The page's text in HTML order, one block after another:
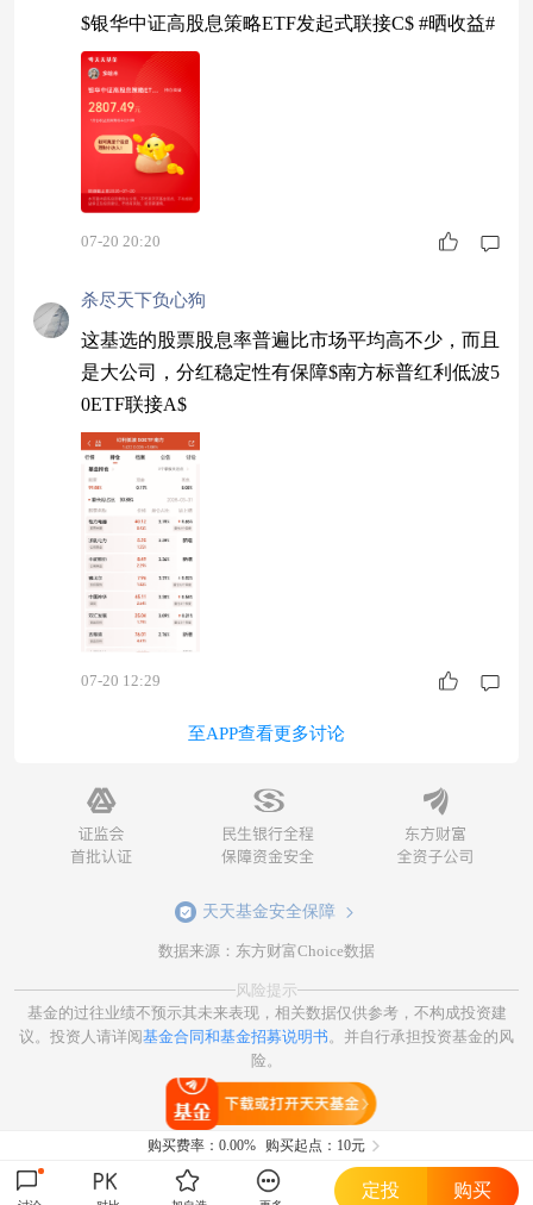
$银华中证高股息策略ETF发起式联接C$ #晒收益#
07-20 20:20
杀尽天下负心狗
这基选的股票股息率普遍比市场平均高不少，而且
是大公司，分红稳定性有保障$南方标普红利低波5
0ETF联接A$
07-20 12:29
至APP查看更多讨论
天天基金安全保障
数据来源：东方财富Choice数据
风险提示
基金的过往业绩不预示其未来表现，相关数据仅供参考，不构成投资建
议。投资人请详阅基金合同和基金招募说明书 。并自行承担投资基金的风
险。
购买费率： 0.00% 购买起点：10元
定投 购买
打开天天基金